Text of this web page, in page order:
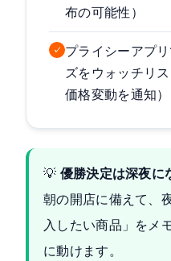
布の可能性）
✓
プライシーアプ
ズをウォッチリ
価格変動を通知）
💡 優勝決定は深夜に
朝の開店に備えて、
入したい商品」をメ
に動けます。